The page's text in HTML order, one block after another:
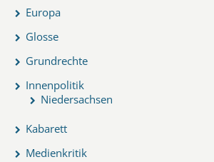
Europa
Glosse
Grundrechte
Innenpolitik
Niedersachsen
Kabarett
Medienkritik